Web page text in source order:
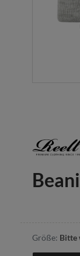
Größe: Bitte